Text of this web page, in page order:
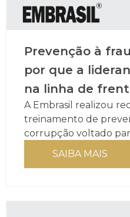
Prevenção à
por que a
na linha de
A Embrasil realizou
treinamento de
corrupção voltado
SAIBA MAIS